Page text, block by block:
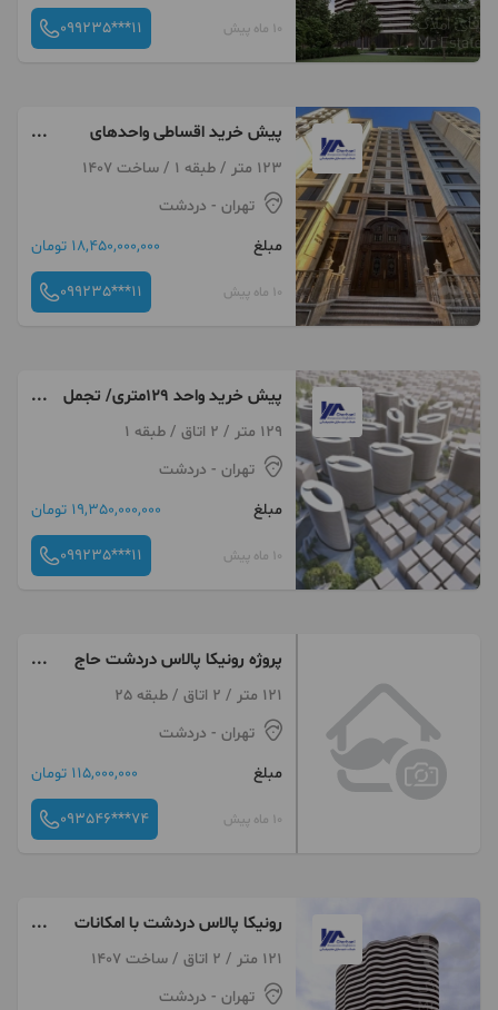
10 ماه پیش 099235***11
پیش خرید اقساطی واحدهای
دردشت /2خوابه/ فول امکانات/
رونیکاپالاس دردشت
123 متر / طبقه 1 / ساخت 1407
تهران - دردشت
مبلغ
18,450,000,000 تومان
10 ماه پیش 099235***11
پیش خرید واحد 129متری/ تجمل
را در شرق تهران تجربه کنید/
دردشت
129 متر / 2 اتاق / طبقه 1
تهران - دردشت
مبلغ
19,350,000,000 تومان
10 ماه پیش 099235***11
پروژه رونیکا پالاس دردشت حاج
رحیم قربانی
121 متر / 2 اتاق / طبقه 25
تهران - دردشت
مبلغ
115,000,000 تومان
10 ماه پیش 093546***74
رونیکا پالاس دردشت با امکانات
یک شهر مدرن
121 متر / 2 اتاق / ساخت 1407
تهران - دردشت